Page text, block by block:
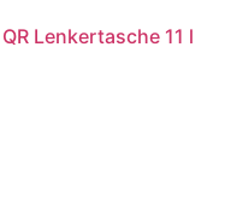
Lenkertasche 11 l